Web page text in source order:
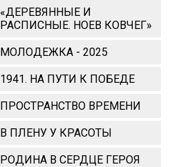
«ДЕРЕВЯННЫЕ И
РАСПИСНЫЕ. НОЕВ КОВЧЕГ»
МОЛОДЕЖКА - 2025
1941. НА ПУТИ К ПОБЕДЕ
ПРОСТРАНСТВО ВРЕМЕНИ
В ПЛЕНУ У КРАСОТЫ
РОДИНА В СЕРДЦЕ ГЕРОЯ